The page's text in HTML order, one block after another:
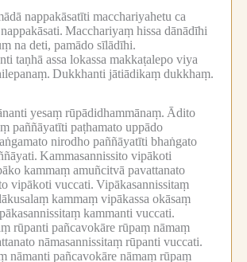
nappakāsatīti macchariyahetu ca
Macchariyaṃ hissa dānādīhi
na deti, pamādo sīlādīhi.
taṇhā assa lokassa makkaṭalepo viya
Dukkhanti jātiādikaṃ dukkhaṃ.
yesaṃ rūpādidhammānaṃ. Ādito
paññāyatīti paṭhamato uppādo
nirodho paññāyatīti bhaṅgato
Kammasannissito vipākoti
kammaṃ amuñcitvā pavattanato
vipākoti vuccati. Vipākasannissitaṃ
kammaṃ vipākassa okāsaṃ
kammanti vuccati.
rūpanti pañcavokāre rūpaṃ nāmaṃ
nāmasannissitaṃ rūpanti vuccati.
nāmanti pañcavokāre nāmaṃ rūpaṃ